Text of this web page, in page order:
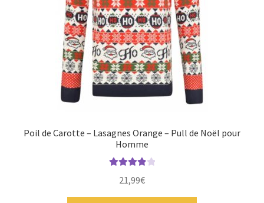
Poil de Carotte – Lasagnes Orange – Pull de Noël pour
Homme
sur 5
21,99€